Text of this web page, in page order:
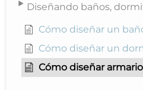
Diseñando baños,
Cómo diseñar un
Cómo diseñar un
Cómo diseñar